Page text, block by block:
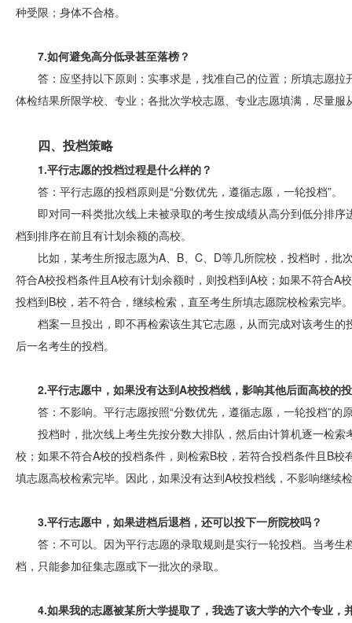
种受限；身体不合格。
7.如何避免高分低录甚至落榜？
答：应坚持以下原则：实事求是，找准自己的位置；所填志愿
体检结果所限学校、专业；各批次学校志愿、专业志愿填满，尽量服
四、投档策略
1.平行志愿的投档过程是什么样的？
答：平行志愿的投档原则是“分数优先，遵循志愿，一轮投档”。
即对同一科类批次线上未被录取的考生按成绩从高分到低分排
档到排序在前且有计划余额的高校。
比如，某考生所报志愿为A、B、C、D等几所院校，投档时，
符合A校投档条件且A校有计划余额时，则投档到A校；如果不符合A
投档到B校，若不符合，继续检索，直至考生所填志愿院校检索完毕。
档案一旦投出，即不再检索该生其它志愿，从而完成对该考生
后一名考生的投档。
2.平行志愿中，如果没有达到A校投档线，影响其他后面高校的
答：不影响。平行志愿按照“分数优先，遵循志愿，一轮投档”的
投档时，批次线上考生先按分数大排队，然后由计算机逐一检
校；如果不符合A校的投档条件，则检索B校，若符合投档条件且B
填志愿高校检索完毕。因此，如果没有达到A校投档线，不影响继续
3.平行志愿中，如果进档后退档，还可以投下一所院校吗？
答：不可以。因为平行志愿的录取规则是实行一轮投档。当考
档，只能参加征集志愿或下一批次的录取。
4.如果我的志愿被某所大学提取了，我选了该大学的六个专业